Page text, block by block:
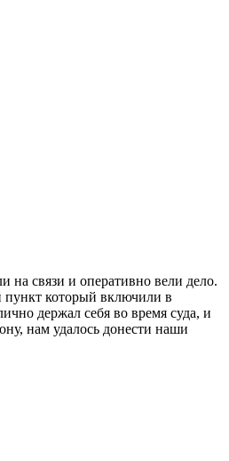
на связи и оперативно вели дело.
пункт который включили в
держал себя во время суда, и
нам удалось донести наши